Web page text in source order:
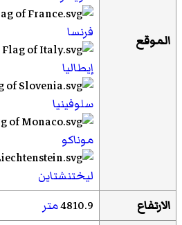
الموقع
فرنسا
إيطاليا
سلوفينيا
موناكو
ليختنشتاين
الارتفاع
4810.9متر